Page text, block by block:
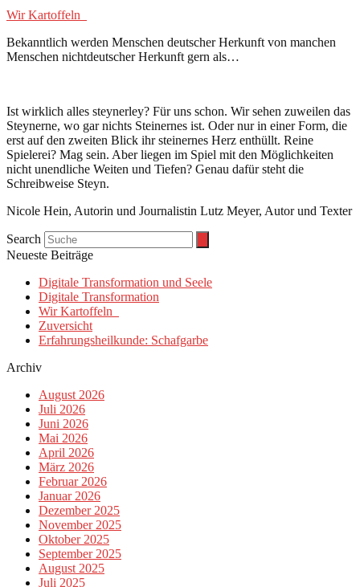
Wir Kartoffeln
Bekanntlich werden Menschen deutscher Herkunft von manchen
Menschen nichtdeutscher Herkunft gern als…
Ist wirklich alles steynerley? Für uns schon. Wir sehen zuweilen das
Steynerne, wo gar nichts Steinernes ist. Oder nur in einer Form, die
erst auf den zweiten Blick ihr steinernes Herz enthüllt. Reine
Spielerei? Mag sein. Aber liegen im Spiel mit den Möglichkeiten
nicht unendliche Weiten und Tiefen? Genau dafür steht die
Schreibweise Steyn.
Nicole Hein, Autorin und Journalistin Lutz Meyer, Autor und Texter
Search
Neueste Beiträge
Digitale Transformation und Seele
Digitale Transformation
Wir Kartoffeln
Zuversicht
Erfahrungsheilkunde: Schafgarbe
Archiv
August 2026
Juli 2026
Juni 2026
Mai 2026
April 2026
März 2026
Februar 2026
Januar 2026
Dezember 2025
November 2025
Oktober 2025
September 2025
August 2025
Juli 2025